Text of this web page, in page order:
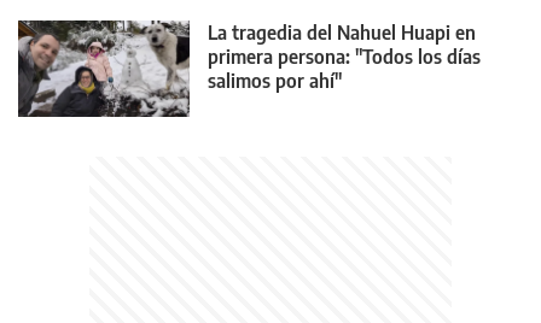
La tragedia del Nahuel Huapi en
primera persona: "Todos los días
salimos por ahí"